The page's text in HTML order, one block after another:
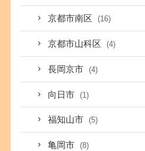
京都市南区 (16)
京都市山科区 (4)
長岡京市 (4)
向日市 (1)
福知山市 (5)
亀岡市 (8)